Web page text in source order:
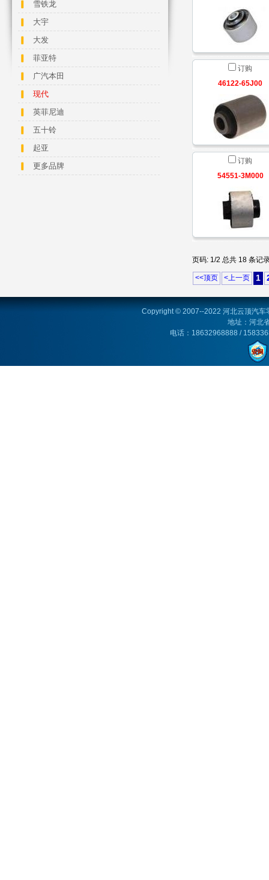
订购
46122-65J00
订购
54551-3M000
页码: 1/2 总共 18 条记
<<顶页 <上一页 1
雪铁龙
大宇
大发
菲亚特
广汽本田
现代
英菲尼迪
五十铃
起亚
更多品牌
Copyright © 2007--2022 河北云顶汽
地址：河北
电话：18632968888 /